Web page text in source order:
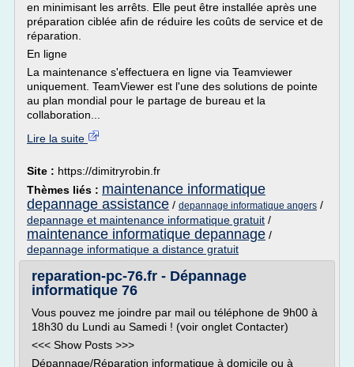
en minimisant les arrêts. Elle peut être installée après une
préparation ciblée afin de réduire les coûts de service et de
réparation.
En ligne
La maintenance s'effectuera en ligne via Teamviewer
uniquement. TeamViewer est l'une des solutions de pointe
au plan mondial pour le partage de bureau et la
collaboration...
Lire la suite
Site : https://dimitryrobin.fr
Thèmes liés : maintenance informatique
depannage assistance / depannage informatique angers /
depannage et maintenance informatique gratuit /
maintenance informatique depannage /
depannage informatique a distance gratuit
reparation-pc-76.fr - Dépannage
informatique 76
Vous pouvez me joindre par mail ou téléphone de 9h00 à
18h30 du Lundi au Samedi ! (voir onglet Contacter)
<<< Show Posts >>>
Dépannage/Réparation informatique à domicile ou à